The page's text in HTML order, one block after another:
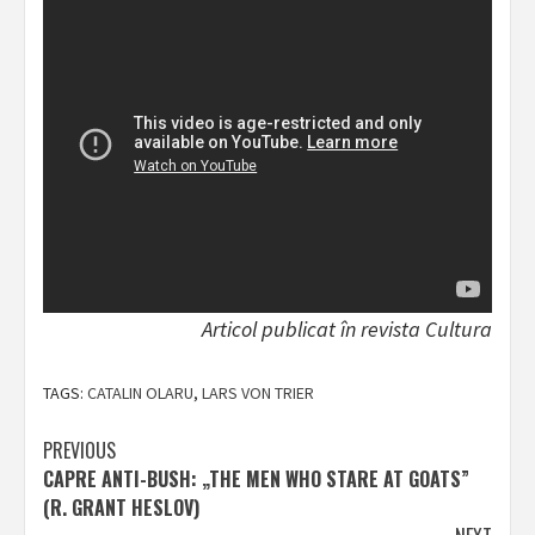
Articol publicat în revista Cultura
TAGS: CATALIN OLARU, LARS VON TRIER
Post
navigation
PREVIOUS
CAPRE ANTI-BUSH: „THE MEN WHO STARE AT GOATS”
(R. GRANT HESLOV)